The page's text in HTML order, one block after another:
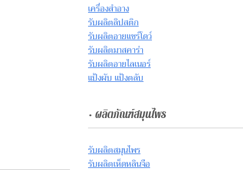
เครื่องสำอาง
รับผลิตลิปสติก
รับผลิตอายแชร์โดว์
รับผลิตมาสคาร่า
รับผลิตอายไลเนอร์
แป้งผับ แป้งตลับ
• ผลิตภัณฑ์สมุนไพร
รับผลิตสมุนไพร
รับผลิตเห็ดหลินจือ